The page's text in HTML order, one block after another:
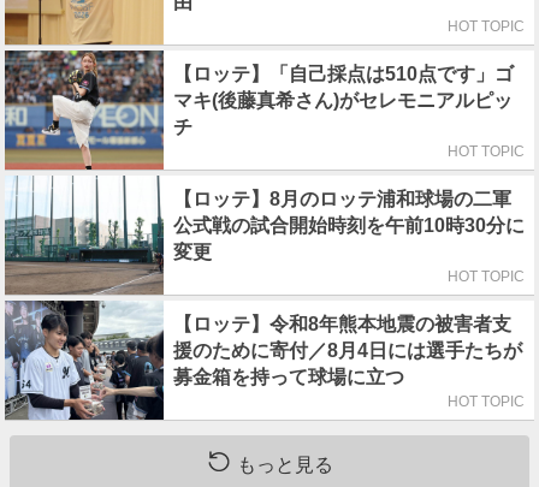
HOT TOPIC
【ロッテ】「自己採点は510点です」ゴ
マキ(後藤真希さん)がセレモニアルピッ
チ
HOT TOPIC
【ロッテ】8月のロッテ浦和球場の二軍
公式戦の試合開始時刻を午前10時30分に
変更
HOT TOPIC
【ロッテ】令和8年熊本地震の被害者支
援のために寄付／8月4日には選手たちが
募金箱を持って球場に立つ
HOT TOPIC
もっと見る